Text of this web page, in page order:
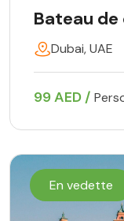
Bateau de
Dubai, UAE
99 AED /
En vedette